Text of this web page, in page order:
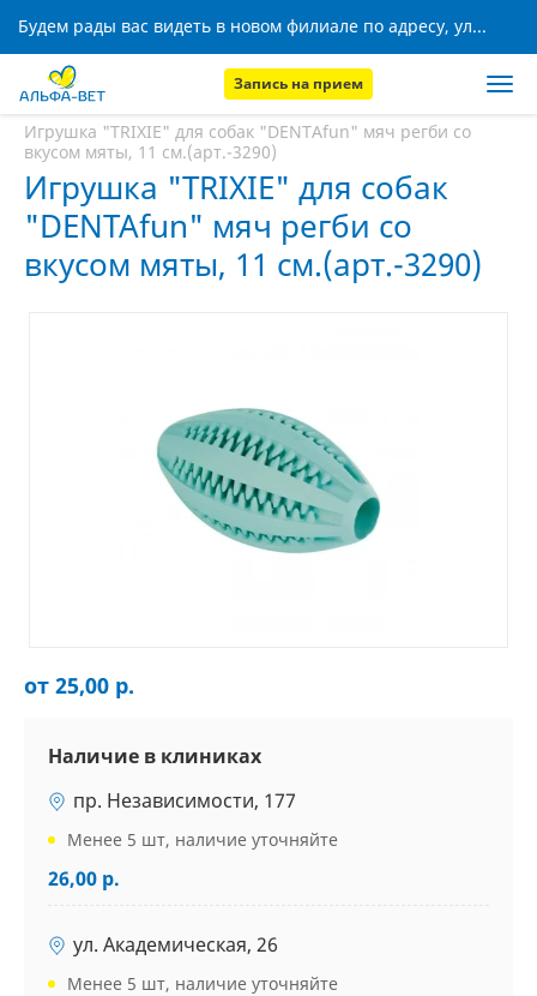
Будем рады вас видеть в новом филиале по адресу, ул. Кижеватова, 8!
Запись на прием
Главная
Игрушка "TRIXIE" для собак "DENTAfun" мяч регби со
вкусом мяты, 11 см.(арт.-3290)
Игрушка "TRIXIE" для собак
"DENTAfun" мяч регби со
вкусом мяты, 11 см.(арт.-3290)
от 25,00 р.
Наличие в клиниках
пр. Независимости, 177
Менее 5 шт, наличие уточняйте
26,00 р.
ул. Академическая, 26
Менее 5 шт, наличие уточняйте